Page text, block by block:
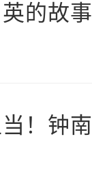
的故事
！钟